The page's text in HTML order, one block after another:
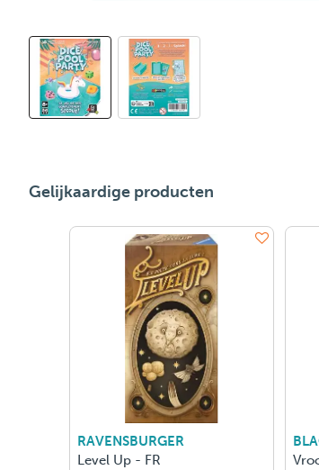
Gelijkaardige producten
RAVENSBURGER
Level Up - FR